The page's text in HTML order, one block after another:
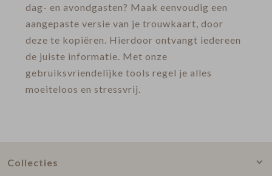
dag- en avondgasten? Maak eenvoudig een
aangepaste versie van je trouwkaart, door
deze te kopiëren. Hierdoor ontvangt iedereen
de juiste informatie. Met onze
gebruiksvriendelijke tools regel je alles
moeiteloos en stressvrij.
Collecties